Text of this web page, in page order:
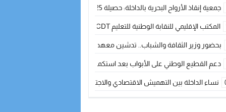
جمعية إنقاذ الأرواح البحرية بالداخلة: حصيلة 2025 بين مهام الإنقاذ ومشروع “دار البحار”
المكتب الإقليمي للنقابة الوطنية للتعليم CDT يجتمع مع المدير الإقليمي لمناقشة ملفات جوهرية لنساء ورجال التعليم
بحضور وزير الثقافة والشباب.. تدشين معهد الموسيقى والفنون الكوريغرافية بالداخلة
دعم القطيع الوطني على الأبواب بعد استكمال الترقيم… الفلاحة المغربية
نساء الداخلة بين التهميش الاقتصادي والاجتماعي… في المؤسسات الإنتاجية